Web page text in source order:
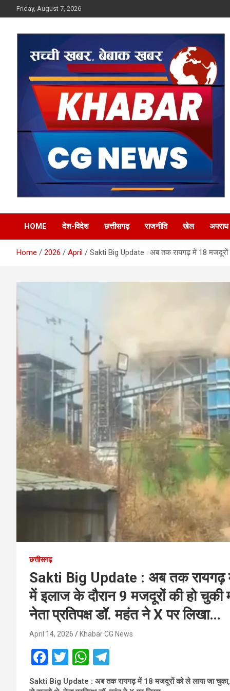
to
Friday, August 7, 2026
Khabar CG News
HOME देश-विदेश छत्तीसगढ़ राजनीति खेल अपराध
Home 2026 April Sakti Big Update : अब तक रायगढ़ में 18 मजदूरों
छत्तीसगढ़
Sakti Big Update : अब तक रायगढ़
में इलाज के दौरान 9 मजदूरों की हो
नेता प्रतिपक्ष डॉ. महंत ने X पर लिखा…
April 14, 2026 Khabar CG News
F
a
T
wi
W
h
el
Sakti Big Update : अब तक रायगढ़ में 18 मजदूरों को ले लाया जा चुका,